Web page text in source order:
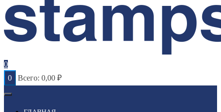
0
0
Всего: 0,00 ₽